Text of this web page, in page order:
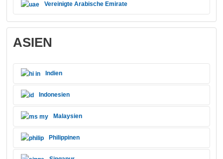
Vereinigte Arabische Emirate
ASIEN
Indien
Indonesien
Malaysien
Philippinen